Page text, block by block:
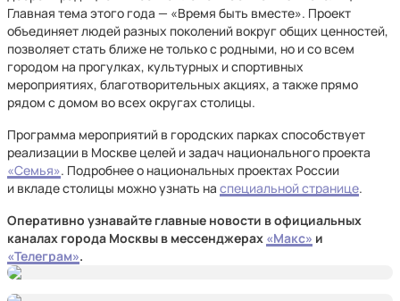
Главная тема этого года — «Время быть вместе». Проект
объединяет людей разных поколений вокруг общих ценностей,
позволяет стать ближе не только с родными, но и со всем
городом на прогулках, культурных и спортивных
мероприятиях, благотворительных акциях, а также прямо
рядом с домом во всех округах столицы.
Программа мероприятий в городских парках способствует
реализации в Москве целей и задач национального проекта
«Семья». Подробнее о национальных проектах России
и вкладе столицы можно узнать на специальной странице.
Оперативно узнавайте главные новости в официальных
каналах города Москвы в мессенджерах «Макс» и
«Телеграм».